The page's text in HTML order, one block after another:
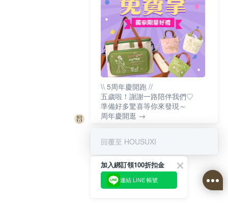
\\ 5周年慶開跑 //
五歲啦！謝謝一路陪伴我們♡
準備好多驚喜等你來發現～
周年慶開逛 →
回覆至 HOUSUXI
加入綁訂領100折扣金
連結 LINE 帳號